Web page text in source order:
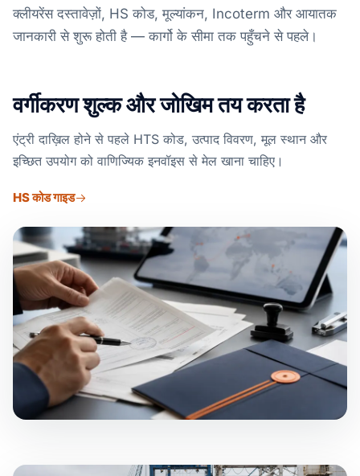
क्लीयरेंस दस्तावेज़ों, HS कोड, मूल्यांकन, Incoterm और आयातक
जानकारी से शुरू होती है — कार्गो के सीमा तक पहुँचने से पहले।
वर्गीकरण शुल्क और जोखिम तय करता है
एंट्री दाख़िल होने से पहले HTS कोड, उत्पाद विवरण, मूल स्थान और
इच्छित उपयोग को वाणिज्यिक इनवॉइस से मेल खाना चाहिए।
HS कोड गाइड